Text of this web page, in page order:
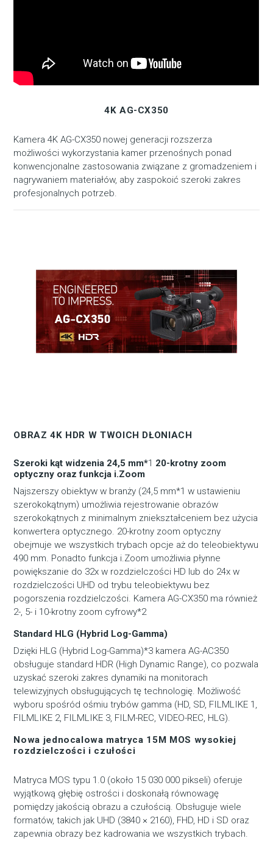
4K AG-CX350
Kamera 4K AG-CX350 nowej generacji rozszerza
możliwości wykorzystania kamer przenośnych ponad
konwencjonalne zastosowania związane z gromadzeniem i
nagrywaniem materiałów, aby zaspokoić szeroki zakres
profesjonalnych potrzeb.
OBRAZ 4K HDR W TWOICH DŁONIACH
Szeroki kąt widzenia 24,5 mm*1 20-krotny zoom
optyczny oraz funkcja i.Zoom
Najszerszy obiektyw w branży (24,5 mm*1 w ustawieniu
szerokokątnym) umożliwia rejestrowanie obrazów
szerokokątnych z minimalnym zniekształceniem bez użycia
konwertera optycznego. 20-krotny zoom optyczny
obejmuje we wszystkich trybach opcje aż do teleobiektywu
490 mm. Ponadto funkcja i.Zoom umożliwia płynne
powiększanie do 32x w rozdzielczości HD lub do 24x w
rozdzielczości UHD od trybu teleobiektywu bez
pogorszenia rozdzielczości. Kamera AG-CX350 ma również
2-, 5- i 10-krotny zoom cyfrowy*2
Standard HLG (Hybrid Log-Gamma)
Dzięki HLG (Hybrid Log-Gamma)*3 kamera AG-AC350
obsługuje standard HDR (High Dynamic Range), co pozwala
uzyskać szeroki zakres dynamiki na monitorach
telewizyjnych obsługujących tę technologię. Możliwość
wyboru spośród ośmiu trybów gamma (HD, SD, FILMLIKE 1,
FILMLIKE 2, FILMLIKE 3, FILM-REC, VIDEO-REC, HLG).
Nowa jednocalowa matryca 15M MOS wysokiej
rozdzielczości i czułości
Matryca MOS typu 1.0 (około 15 030 000 pikseli) oferuje
wyjątkową głębię ostrości i doskonałą równowagę
pomiędzy jakością obrazu a czułością. Obsługuje wiele
formatów, takich jak UHD (3840 × 2160), FHD, HD i SD oraz
zapewnia obrazy bez kadrowania we wszystkich trybach.